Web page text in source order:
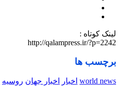
لینک کوتاه :
http://qalampress.ir/?p=2242
برچسب ها
world news اخبار اخبار جهان روسیه